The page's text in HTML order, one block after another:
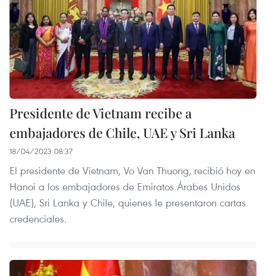
Presidente de Vietnam recibe a
embajadores de Chile, UAE y Sri Lanka
18/04/2023 08:37
El presidente de Vietnam, Vo Van Thuong, recibió hoy en
Hanoi a los embajadores de Emiratos Árabes Unidos
(UAE), Sri Lanka y Chile, quienes le presentaron cartas
credenciales.